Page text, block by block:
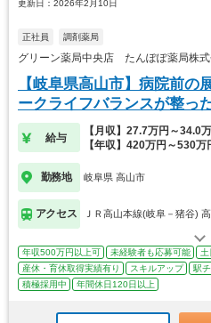
更新日：2026年2月10日
正社員 調剤薬局
グリーン薬局中央店 たんぽぽ薬局株式
【岐阜県高山市】病院前の
ークライフバランスが整っ
給与
【月収】27.7万円～34.0
【年収】420万円～530万
勤務地 岐阜県 高山市
アクセス ＪＲ高山本線(岐阜－猪谷)
年収500万円以上可 未経験者も応募可能 土
産休・育休取得実績有り
スキルアップ 駅
積極採用中
年間休日120日以上